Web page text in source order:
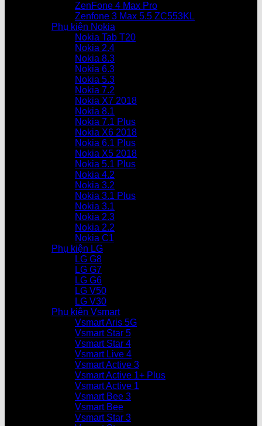
ZenFone 4 Max Pro
Zenfone 3 Max 5.5 ZC553KL
Phụ kiện Nokia
Nokia Tab T20
Nokia 2.4
Nokia 8.3
Nokia 6.3
Nokia 5.3
Nokia 7.2
Nokia X7 2018
Nokia 8.1
Nokia 7.1 Plus
Nokia X6 2018
Nokia 6.1 Plus
Nokia X5 2018
Nokia 5.1 Plus
Nokia 4.2
Nokia 3.2
Nokia 3.1 Plus
Nokia 3.1
Nokia 2.3
Nokia 2.2
Nokia C1
Phụ kiện LG
LG G8
LG G7
LG G6
LG V50
LG V30
Phụ kiện Vsmart
Vsmart Aris 5G
Vsmart Star 5
Vsmart Star 4
Vsmart Live 4
Vsmart Active 3
Vsmart Active 1+ Plus
Vsmart Active 1
Vsmart Bee 3
Vsmart Bee
Vsmart Star 3